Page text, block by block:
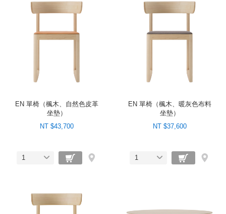
EN 單椅（楓木、自然色皮革
坐墊）
NT $43,700
1
EN 單椅（楓木、暖灰色布料
坐墊）
NT $37,600
1